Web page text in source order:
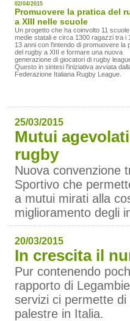
02/04/2015
Promuovere la pratica del
a XIII nelle scuole
Un progetto che ha coinvolto 11 scuole
medie statali e circa 1300 ragazzi tra i
13 anni con l'intendo di promuovere la
del rugby a XIII e formare una nuova
generazione di giocatori di rugby
Questo in sintesi l'iniziativa avviata
Federazione Italiana Rugby League.
25/03/2015
Mutui
rugby
Nuova convenzione
Sportivo che
a mutui mirati alla
miglioramento degli
20/03/2015
In crescita il
Pur contenendo
rapporto di
servizi ci permette
palestre in Italia.